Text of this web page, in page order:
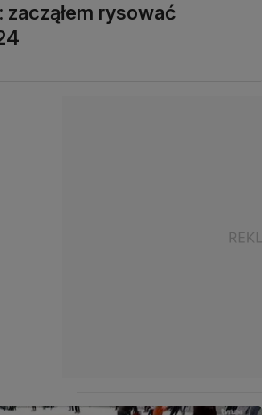
zacząłem rysować